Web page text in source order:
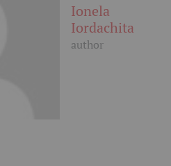
Ionela
Iordachita
author